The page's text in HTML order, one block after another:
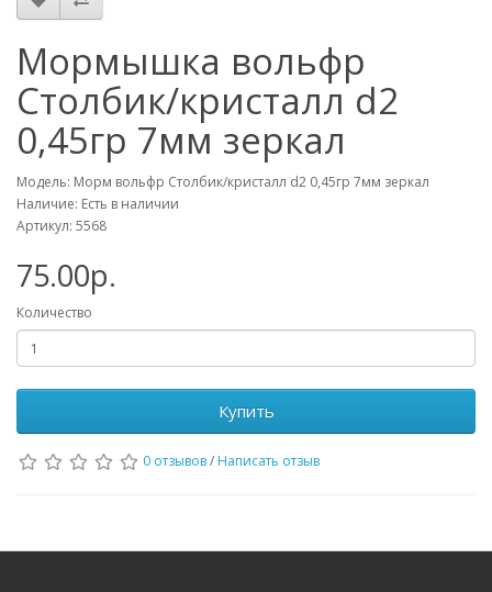
Мормышка вольфр
Столбик/кристалл d2
0,45гр 7мм зеркал
Модель: Морм вольфр Столбик/кристалл d2 0,45гр 7мм зеркал
Наличие: Есть в наличии
Артикул: 5568
75.00р.
Количество
Купить
0 отзывов/ Написать отзыв